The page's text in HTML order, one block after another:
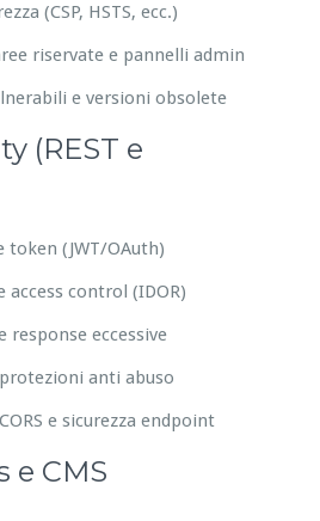
(CSP, HSTS, ecc.)
riservate e pannelli admin
e versioni obsolete
(REST e
token (JWT/OAuth)
access control (IDOR)
response eccessive
anti abuso
e sicurezza endpoint
e CMS